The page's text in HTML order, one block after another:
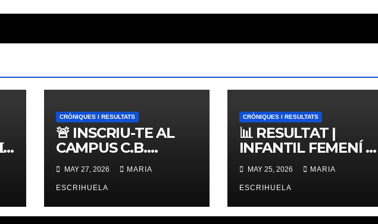
CRÒNIQUES I RESULTATS
🚨 INSCRIU-TE AL
CAMPUS C.B.
TAVERNES,
ÚLTIMES PLACES
MAY 27, 2026 MARIA
ESCRIHUELA
CRÒNIQUES I RESULTATS
📊 RESULTAT |
INFANTIL FEMENÍ 1ª
ZONAL 📊
MAY 25, 2026 MARIA
ESCRIHUELA